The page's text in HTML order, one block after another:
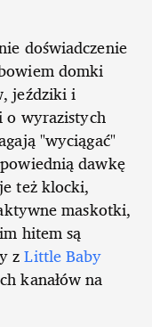
doświadczenie
domki
jeździki i
o wyrazistych
"wyciągać"
dawkę
też klocki,
maskotki,
hitem są
zLittle Baby
kanałów na